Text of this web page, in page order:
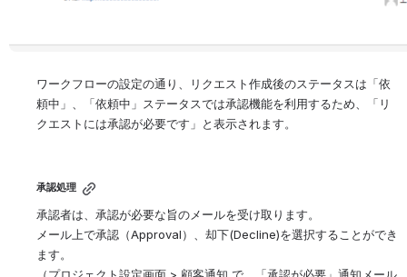
ワークフローの設定の通り、リクエスト作成後のステータスは「依
頼中」、「依頼中」ステータスでは承認機能を利用するため、「リ
クエストには承認が必要です」と表示されます。
承認処理
承認者は、承認が必要な旨のメールを受け取ります。
メール上で承認（Approval）、却下(Decline)を選択することができ
ます。